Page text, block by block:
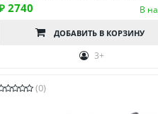
2740 В
ДОБАВИТЬ В КОРЗИНУ
3+
(0)